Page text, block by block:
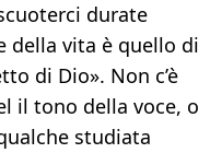
durate
della vita è quello di
di Dio». Non c’è
il tono della voce, o
studiata